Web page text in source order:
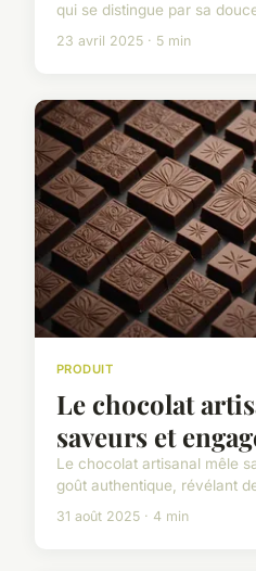
qui se distingue par sa
23 avril 2025 · 5 min
PRODUIT
Le chocolat
saveurs et
Le chocolat artisanal mêle
goût authentique, révélant
31 août 2025 · 4 min